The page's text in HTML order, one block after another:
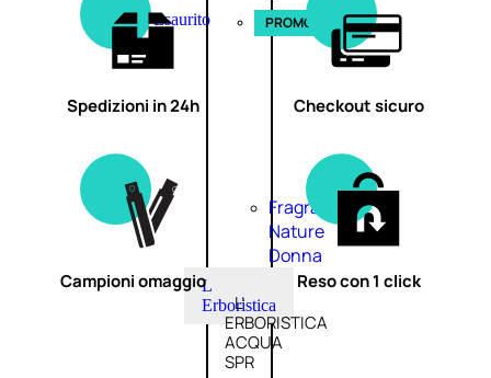
Esaurito PROMO
Fragranze
Nature
Donna
L
Erboristica
L’
ERBORISTICA
ACQUA
SPR
Spedizioni in 24h Checkout sicuro
Campioni omaggio Reso con 1 click